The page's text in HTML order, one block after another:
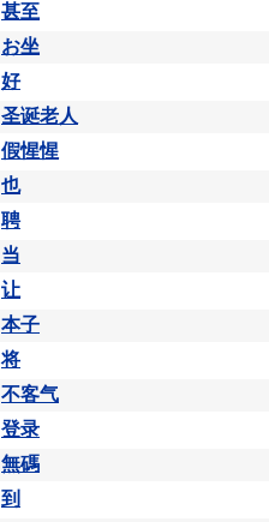
甚至
お坐
好
圣诞老人
假惺惺
也
聘
当
让
本子
将
不客气
登录
無碼
到